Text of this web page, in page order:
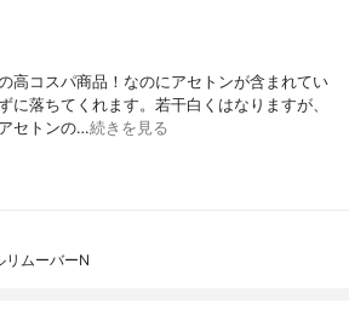
高コスパ商品！なのにアセトンが含まれてい
に落ちてくれます。若干白くはなりますが、
セトンの…続きを見る
リムーバーN